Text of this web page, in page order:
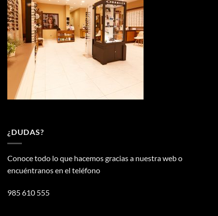
¿DUDAS?
Conoce todo lo que hacemos gracias a nuestra web o
encuéntranos en el teléfono
985 610 555